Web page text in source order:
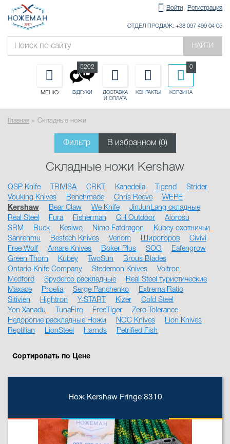
Войти Регистрация
ОТДЕЛ ПРОДАЖ: +38 097 499 04 05
НАЙТИ
МЕНЮ ВІДГУКИ
5202
ДОСТАВКА
И ОПЛАТА
КОНТАКТЫ КОРЗИНА
0
Главная Складные ножи
Фильтр В избранном (0)
Складные ножи Kershaw
QSP Knife TRIVISA CRKT Kanedeiia Tigend
Strider
Vouking Knives
Benchmade Chris Reeve
WEPE
Kershaw
Bear Claw We Knife
JinJunLang складные
Real Steel
Fura Fisherman CH Outdoor
Aiorosu
SRM
Buck Kesiwo Nimo Fatdragon
Kubey охотничьи
Sanrenmu
Bestech Knives Venom Широгоров
Civivi
Free Wolf
Amare Knives Boker Plus SOG
Eafengrow
Green Thorn
Kubey TwoSun
Brous Blades
Ontario Knife Company
Stedemon Knives
Voltron
Medford
Spyderco раскладные
Real Steel туристические
Maxace
Proelia Serge Panchenko
Extrema Ratio
Sitivien
Hightron Y-START Kizer
Cold Steel
Yon Xanadu
TunaFire FreeTiger
Zero Tolerance
Недорогие раскладные Ножи
NOC Knives
Lion Knives
Reptilian
LionSteel Harnds Petrified Fish
Сортировать по Цене
Нож Kershaw Fringe 8310